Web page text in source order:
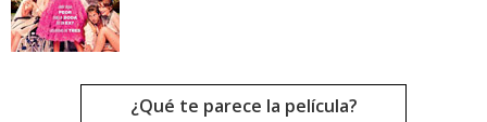
¿Qué te parece la película?